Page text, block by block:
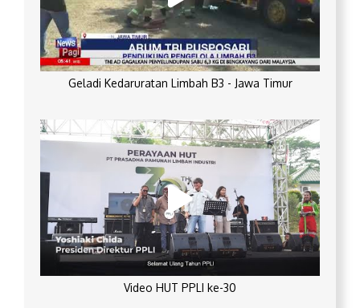
Geladi Kedaruratan Limbah B3 - Jawa Timur
Video HUT PPLI ke-30